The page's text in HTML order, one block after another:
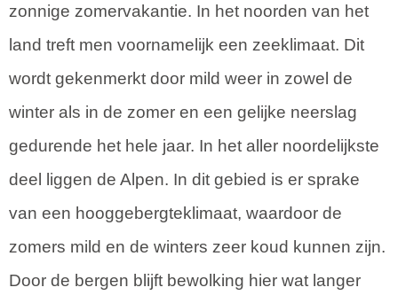
zonnige zomervakantie. In het noorden van het
land treft men voornamelijk een zeeklimaat. Dit
wordt gekenmerkt door mild weer in zowel de
winter als in de zomer en een gelijke neerslag
gedurende het hele jaar. In het aller noordelijkste
deel liggen de Alpen. In dit gebied is er sprake
van een hooggebergteklimaat, waardoor de
zomers mild en de winters zeer koud kunnen zijn.
Door de bergen blijft bewolking hier wat langer